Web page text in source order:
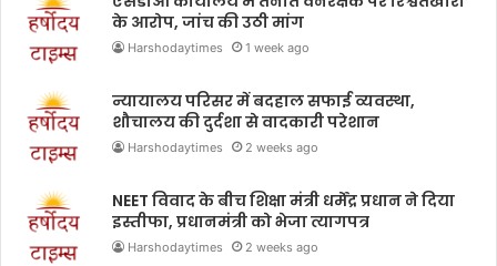
के आरोप, जांच की उठी मांग
Harshodaytimes 1 week ago
न्यायालय परिसर में बदहाल सफाई व्यवस्था,
शौचालय की दुर्दशा से वादकारी परेशान
Harshodaytimes 2 weeks ago
NEET विवाद के बीच शिक्षा मंत्री धर्मेंद्र प्रधान ने दिया
इस्तीफा, प्रधानमंत्री को भेजा त्यागपत्र
Harshodaytimes 2 weeks ago